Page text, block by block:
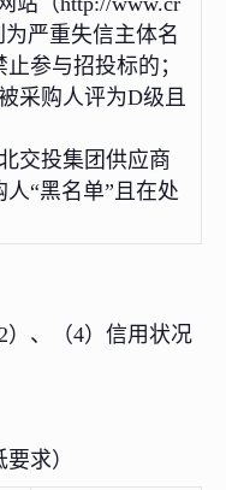
为严重失信主体名
参与招投标的；
采购人评为D级且
交投集团供应商
“黑名单”且在处
）、（4）信用状况
求）